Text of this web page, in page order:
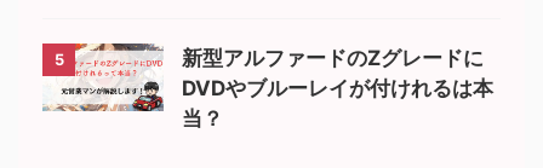
5
新型アルファードのZグレードに
DVDやブルーレイが付けれるは本
当？